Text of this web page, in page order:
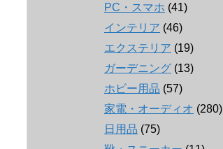
PC・スマホ (41)
インテリア (46)
エクステリア (19)
ガーデニング (13)
ホビー用品 (57)
家電・オーディオ (280)
日用品 (75)